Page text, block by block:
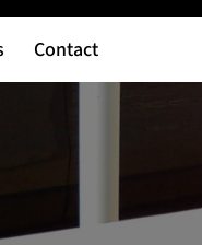
Contact